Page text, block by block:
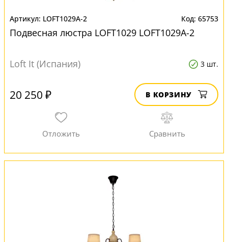
LOFT1029A-2 65753
Подвесная люстра LOFT1029 LOFT1029A-2
Loft It (Испания) 3 шт.
20 250 ₽ В КОРЗИНУ